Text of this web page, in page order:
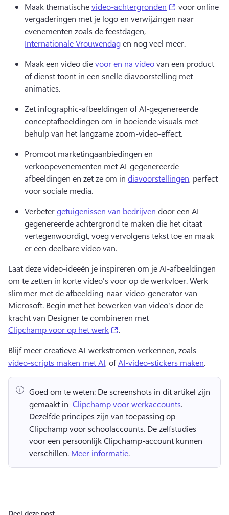
Maak thematische video-achtergronden (opens in a
voor online
vergaderingen met je logo en verwijzingen naar
evenementen zoals de feestdagen,
Internationale Vrouwendag en nog veel meer.
Maak een video die voor en na video van een product
of dienst toont in een snelle diavoorstelling met
animaties.
Zet infographic-afbeeldingen of AI-gegenereerde
conceptafbeeldingen om in boeiende visuals met
behulp van het langzame zoom-video-effect.
Promoot marketingaanbiedingen en
verkoopevenementen met AI-gegenereerde
afbeeldingen en zet ze om in diavoorstellingen, perfect
voor sociale media.
Verbeter getuigenissen van bedrijven door een AI-
gegenereerde achtergrond te maken die het citaat
vertegenwoordigt, voeg vervolgens tekst toe en maak
er een deelbare video van.
Laat deze video-ideeën je inspireren om je AI-afbeeldingen
om te zetten in korte video's voor op de werkvloer. Werk
slimmer met de afbeelding-naar-video-generator van
Microsoft. Begin met het bewerken van video's door de
kracht van Designer te combineren met
Clipchamp voor op het werk
(opens in a new tab)
.
Blijf meer creatieve AI-werkstromen verkennen, zoals
video-scripts maken met AI, of AI-video-stickers maken.
Goed om te weten: De screenshots in dit artikel zijn
gemaakt in ⁠ Clipchamp voor werkaccounts.
Dezelfde principes zijn van toepassing op
Clipchamp voor schoolaccounts. De zelfstudies
voor een persoonlijk Clipchamp-account kunnen
verschillen. Meer informatie.